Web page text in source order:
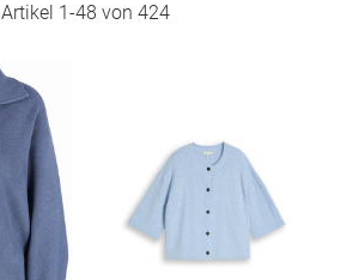
Artikel 1-48 von 424